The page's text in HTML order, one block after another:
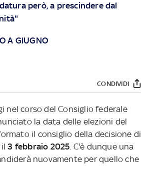
però, a prescindere dal
A GIUGNO
CONDIVIDI
nel corso del Consiglio federale
la data delle elezioni del
il consiglio della decisione di
il3 febbraio 2025. C'è dunque una
nuovamente per quello che